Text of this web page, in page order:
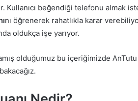
Kullanıcı beğendiği telefonu almak
nı öğrenerek rahatlıkla karar
oldukça işe yarıyor.
olduğumuz bu içeriğimizde